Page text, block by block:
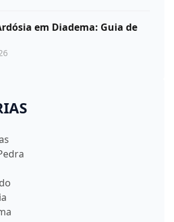
em Diadema: Guia de